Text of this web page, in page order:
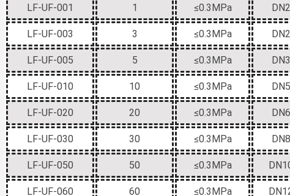
LF-UF-001 1 ≤0.3MPa
LF-UF-003 3 ≤0.3MPa
LF-UF-005 5 ≤0.3MPa
LF-UF-010 10 ≤0.3MPa
LF-UF-020 20 ≤0.3MPa
LF-UF-030 30 ≤0.3MPa
LF-UF-050 50 ≤0.3MPa
LF-UF-060 60 ≤0.3MPa